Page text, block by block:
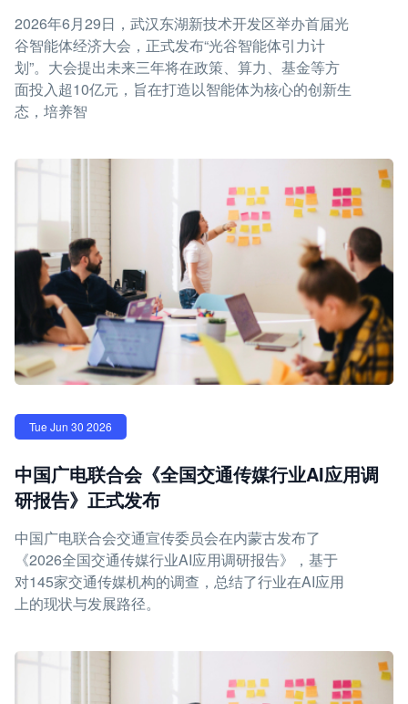
2026年6月29日，武汉东湖新技术开发区举办首届光
谷智能体经济大会，正式发布“光谷智能体引力计
划”。大会提出未来三年将在政策、算力、基金等方
面投入超10亿元，旨在打造以智能体为核心的创新生
态，培养智
Tue Jun 30 2026
中国广电联合会《全国交通传媒行业AI应用调
研报告》正式发布
中国广电联合会交通宣传委员会在内蒙古发布了
《2026全国交通传媒行业AI应用调研报告》，基于
对145家交通传媒机构的调查，总结了行业在AI应用
上的现状与发展路径。